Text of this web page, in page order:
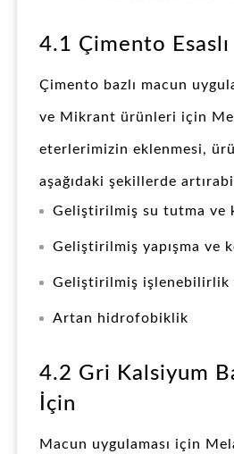
4.1 Çimento
Çimento bazlı macun
ve Mikrant ürünleri için
eterlerimizin eklenmesi,
aşağıdaki şekillerde
Geliştirilmiş su tutma ve
Geliştirilmiş yapışma ve
Geliştirilmiş işlenebilirlik
Artan hidrofobiklik
4.2 Gri Kalsiyum
İçin
Macun uygulaması için